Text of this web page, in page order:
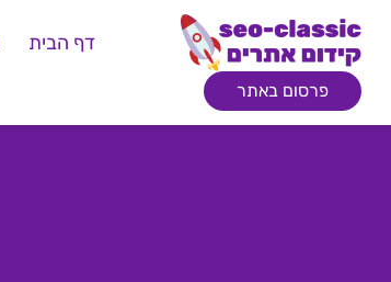
דף הבית
פרסום באתר